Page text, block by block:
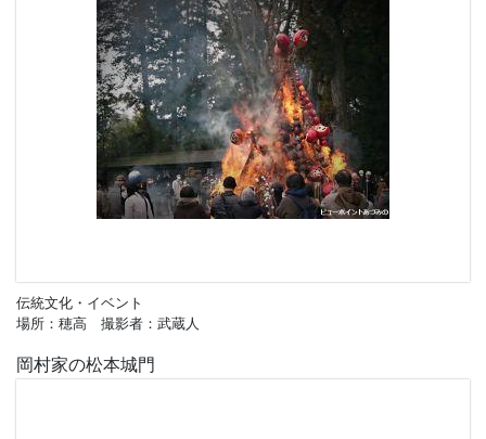
伝統文化・イベント
場所：穂高 撮影者：武蔵人
岡村家の松本城門